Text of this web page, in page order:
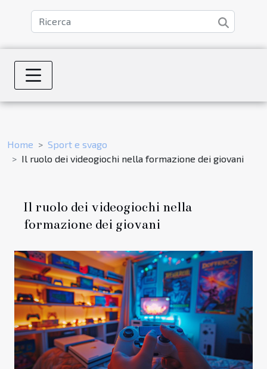
Home
Sport e svago
Il ruolo dei videogiochi nella formazione dei giovani
Il ruolo dei videogiochi nella
formazione dei giovani